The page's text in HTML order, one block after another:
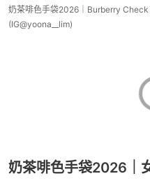
奶茶啡色手袋2026｜Burberry
(IG@yoona__lim)
奶茶啡色手袋2026｜